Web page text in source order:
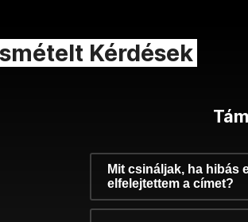
Kérdések
Mit csináljak, ha hibás
elfelejtettem a címet?